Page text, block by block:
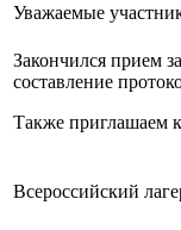
Уважаемые
Закончился прием
составление
Также приглашаем
Всероссийский